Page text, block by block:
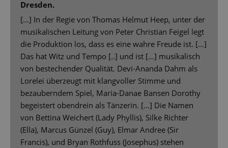
Dresden.
[…] In der Regie von Thomas Helmut Heep, unter der
musikalischen Leitung von Peter Christian Feigel legt
die Produktion los, dass es eine wahre Freude ist. […]
Das hat Witz und Tempo [..] und ist […] musikalisch
von bestechender Qualität. Devi-Ananda Dahm als
Lorelei überzeugt mit klangvoller Stimme und
bezauberndem Spiel, Maria-Danae Bansen Dorothy
begeistert obendrein als Tänzerin. […] Die Namen
von Bettina Weichert (Lady Phyllis), Silke Richter
(Ella), Marcus Günzel (Guy), Elmar Andree (Sir
Francis), und Bryan Rothfuss (Josephus) stehen